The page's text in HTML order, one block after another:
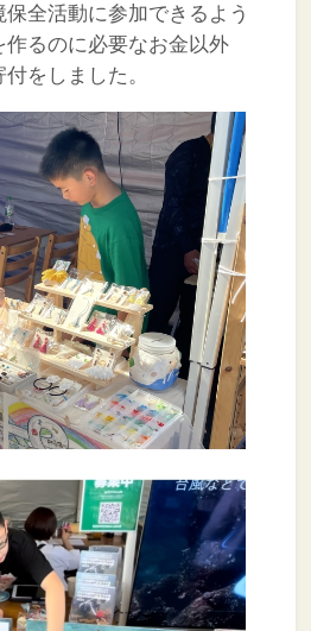
全活動に参加できるよう
るのに必要なお金以外
をしました。